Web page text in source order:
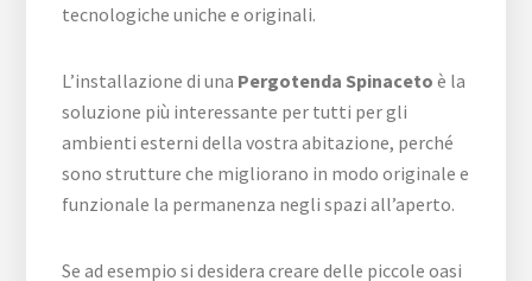
tecnologiche uniche e originali.
L’installazione di una Pergotenda Spinaceto è la
soluzione più interessante per tutti per gli
ambienti esterni della vostra abitazione, perché
sono strutture che migliorano in modo originale e
funzionale la permanenza negli spazi all’aperto.
Se ad esempio si desidera creare delle piccole oasi